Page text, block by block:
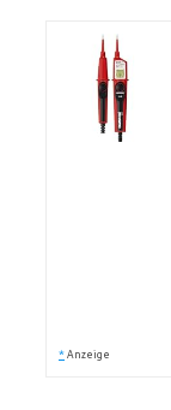
* Anzeige